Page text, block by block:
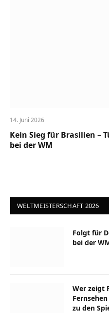
14. Juni 2026
Kein Sieg für Brasilien –
bei der WM
WELTMEISTERSCHAFT 2026
Folgt für
bei der
Wer zeigt
zu den